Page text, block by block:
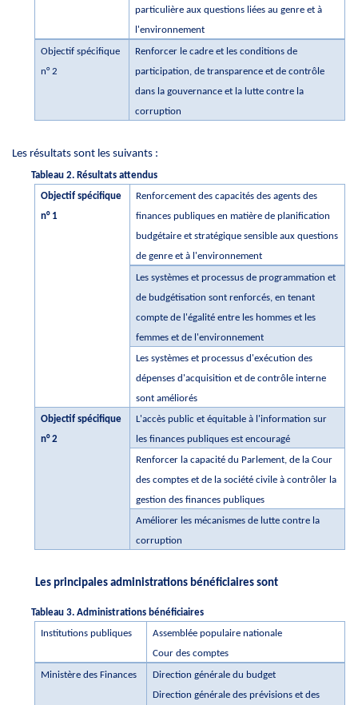
particulière aux questions liées au genre et à
l'environnement
Objectif spécifique
n° 2
Renforcer le cadre et les conditions de
participation, de transparence et de contrôle
dans la gouvernance et la lutte contre la
corruption
Les résultats sont les suivants :
Tableau 2. Résultats attendus
Objectif spécifique
n° 1
Renforcement des capacités des agents des
finances publiques en matière de planification
budgétaire et stratégique sensible aux questions
de genre et à l'environnement
Les systèmes et processus de programmation et
de budgétisation sont renforcés, en tenant
compte de l'égalité entre les hommes et les
femmes et de l'environnement
Les systèmes et processus d'exécution des
dépenses d'acquisition et de contrôle interne
sont améliorés
Objectif spécifique
n° 2
L'accès public et équitable à l'information sur
les finances publiques est encouragé
Renforcer la capacité du Parlement, de la Cour
des comptes et de la société civile à contrôler la
gestion des finances publiques
Améliorer les mécanismes de lutte contre la
corruption
Les principales administrations bénéficiaires sont
Tableau 3. Administrations bénéficiaires
Institutions publiques
Assemblée populaire nationale
Cour des comptes
Ministère des Finances
Direction générale du budget
Direction générale des prévisions et des